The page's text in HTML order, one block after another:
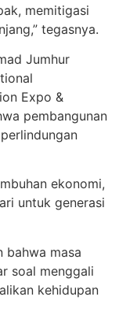
memitigasi
tegasnya.
Jumhur
Expo &
pembangunan
ekonomi,
untuk generasi
bahwa masa
soal menggali
kehidupan